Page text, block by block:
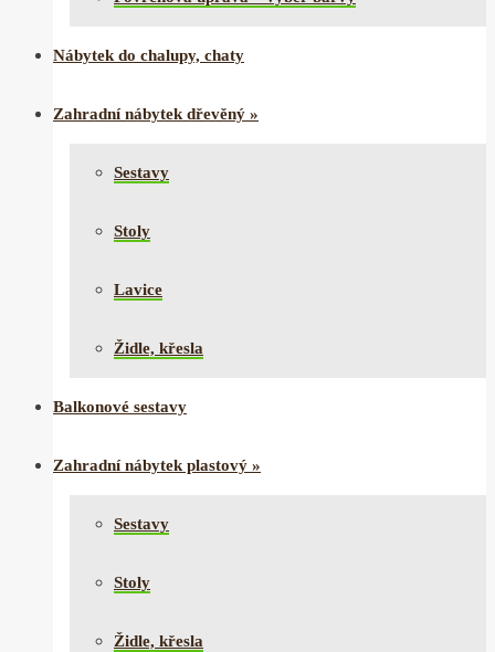
Nábytek do chalupy, chaty
Zahradní nábytek dřevěný »
Sestavy
Stoly
Lavice
Židle, křesla
Balkonové sestavy
Zahradní nábytek plastový »
Sestavy
Stoly
Židle, křesla